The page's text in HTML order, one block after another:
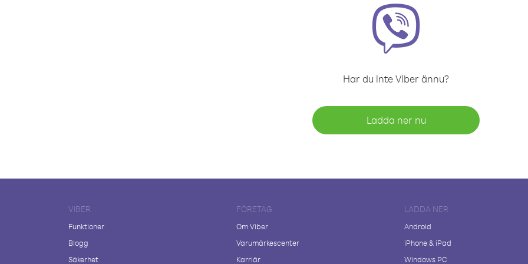
Har du inte Viber ännu?
Ladda ner nu
VIBER
Funktioner
Blogg
Säkerhet
FÖRETAG
Om Viber
Varumärkescenter
Karriär
LADDA NER
Android
iPhone & iPad
Windows PC